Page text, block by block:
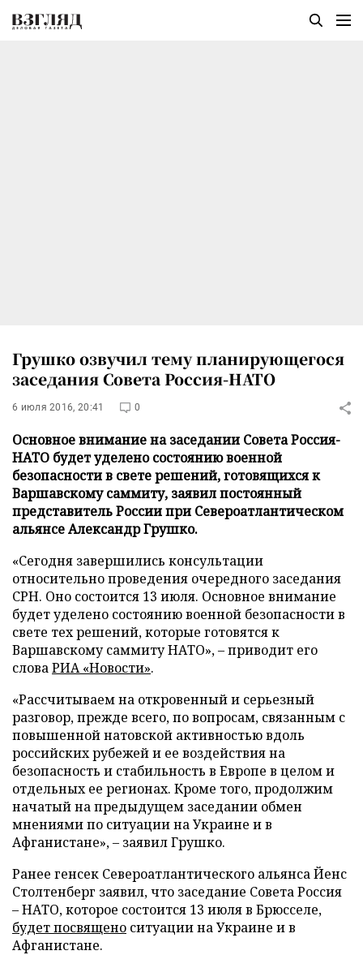
Грушко озвучил тему планирующегося
заседания Совета Россия-НАТО
6 июля 2016, 20:41 0
Основное внимание на заседании Совета Россия-
НАТО будет уделено состоянию военной
безопасности в свете решений, готовящихся к
Варшавскому саммиту, заявил постоянный
представитель России при Североатлантическом
альянсе Александр Грушко.
«Сегодня завершились консультации
относительно проведения очередного заседания
СРН. Оно состоится 13 июля. Основное внимание
будет уделено состоянию военной безопасности в
свете тех решений, которые готовятся к
Варшавскому саммиту НАТО», – приводит его
словаРИА «Новости».
«Рассчитываем на откровенный и серьезный
разговор, прежде всего, по вопросам, связанным с
повышенной натовской активностью вдоль
российских рубежей и ее воздействия на
безопасность и стабильность в Европе в целом и
отдельных ее регионах. Кроме того, продолжим
начатый на предыдущем заседании обмен
мнениями по ситуации на Украине и в
Афганистане», – заявил Грушко.
Ранее генсек Североатлантического альянса Йенс
Столтенберг заявил, что заседание Совета Россия
– НАТО, которое состоится 13 июля в Брюсселе,
будет посвящено ситуации на Украине и в
Афганистане.